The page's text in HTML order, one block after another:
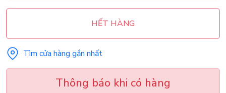
HẾT HÀNG
Tìm cửa hàng gần nhất
Thông báo khi có hàng